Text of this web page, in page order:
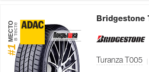
#1
МЕСТОв тесте
Bridgestone
Turanza T005